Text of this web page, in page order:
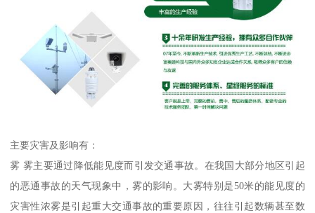
主要灾害及影响有：
雾 雾主要通过降低能见度而引发交通事故。在我国大部分地区引起
的恶通事故的天气现象中，雾的影响。大雾特别是50米的能见度的
灾害性浓雾是引起重大交通事故的重要原因，往往引起数辆甚至数